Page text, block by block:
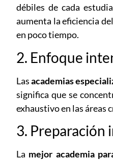
débiles de cada
aumenta la eficiencia
en poco tiempo.
2. Enfoque
Lasacademias
significa que se
exhaustivo en las áreas
3. Preparación
La mejor academia